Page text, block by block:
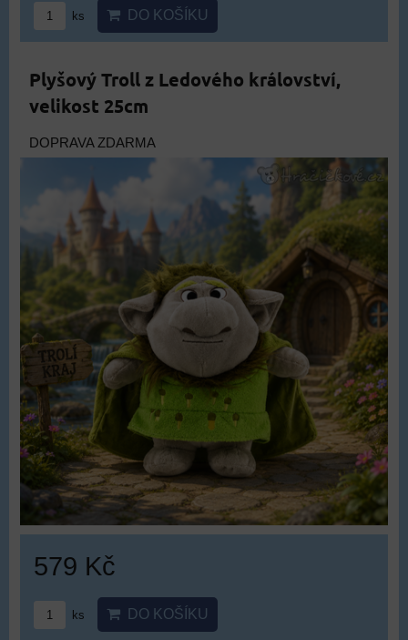
ks DO KOŠÍKU
Plyšový Troll z Ledového království,
velikost 25cm
DOPRAVA ZDARMA
579 Kč
ks DO KOŠÍKU